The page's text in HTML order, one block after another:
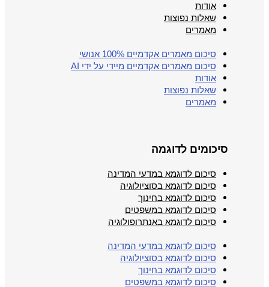
אודות
שאלות נפוצות
מאמרים
סיכום מאמרים אקדמיים 100% אנושי
סיכום מאמרים אקדמיים מיידי על ידי AI
אודות
שאלות נפוצות
מאמרים
סיכומים לדוגמה
סיכום לדוגמא במדעי המדינה
סיכום לדוגמא בסוציולוגיה
סיכום לדוגמא בחינוך
סיכום לדוגמא במשפטים
סיכום לדוגמא באנתרופולוגיה
סיכום לדוגמא במדעי המדינה
סיכום לדוגמא בסוציולוגיה
סיכום לדוגמא בחינוך
סיכום לדוגמא במשפטים